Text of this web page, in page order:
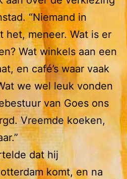
“Niemand in
het, meneer. Wat is er
Wat winkels aan een
en café’s waar vaak
we wel leuk vonden
van Goes ons
Vreemde koeken,
dat hij
komt, en na